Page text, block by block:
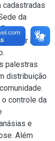
cadastradas
da
por meio
palestras
distribuição
controle da
e
Além